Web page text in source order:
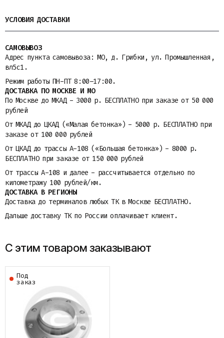
УСЛОВИЯ ДОСТАВКИ
САМОВЫВОЗ
Адрес пункта самовывоза: МО, д. Грибки, ул. Промышленная,
вл5с1.
Режим работы ПН-ПТ 8:00–17:00.
ДОСТАВКА ПО МОСКВЕ И МО
По Москве до МКАД - 3000 р. БЕСПЛАТНО при заказе от 50 000
рублей
От МКАД до ЦКАД («Малая бетонка») - 5000 р. БЕСПЛАТНО при
заказе от 100 000 рублей
От ЦКАД до трассы A-108 («Большая бетонка») - 8000 р.
БЕСПЛАТНО при заказе от 150 000 рублей
От трассы A-108 и далее - рассчитывается отдельно по
километражу 100 рублей/км.
ДОСТАВКА В РЕГИОНЫ
Доставка до терминалов любых ТК в Москве БЕСПЛАТНО.
Дальше доставку ТК по России оплачивает клиент.
С этим товаром заказывают
Под
заказ